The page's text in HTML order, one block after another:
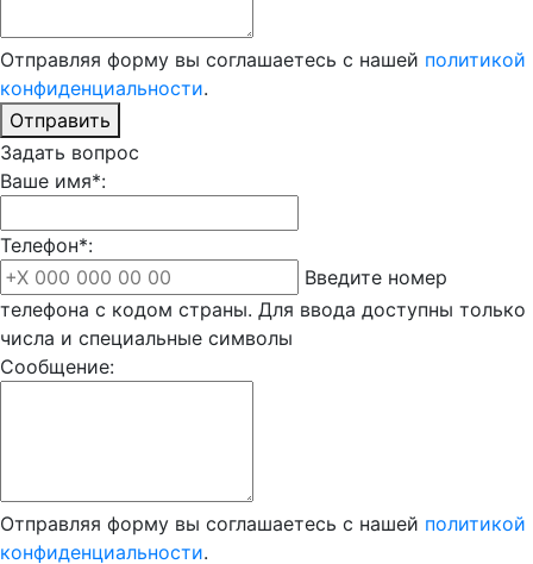
Отправляя форму вы соглашаетесь с нашей политикой
конфиденциальности.
Отправить
Задать вопрос
Ваше имя*:
Телефон*:
Введите номер
телефона с кодом страны. Для ввода доступны только
числа и специальные символы
Сообщение:
Отправляя форму вы соглашаетесь с нашей политикой
конфиденциальности.